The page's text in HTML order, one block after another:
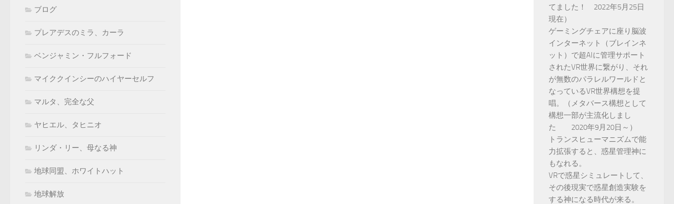
ブログ
プレアデスのミラ、カーラ
ベンジャミン・フルフォード
マイククインシーのハイヤーセルフ
マルタ、完全な父
ヤヒエル、タヒニオ
リンダ・リー、母なる神
地球同盟、ホワイトハット
地球解放
てました！ 2022年5月25日
現在）
ゲーミングチェアに座り脳波
インターネット（ブレインネ
ット）で超AIに管理サポート
されたVR世界に繋がり、それ
が無数のパラレルワールドと
なっているVR世界構想を提
唱。（メタバース構想として
構想一部が主流化しまし
た 2020年9月20日～）
トランスヒューマニズムで能
力拡張すると、惑星管理神に
もなれる。
VRで惑星シミュレートして、
その後現実で惑星創造実験を
する神になる時代が来る。